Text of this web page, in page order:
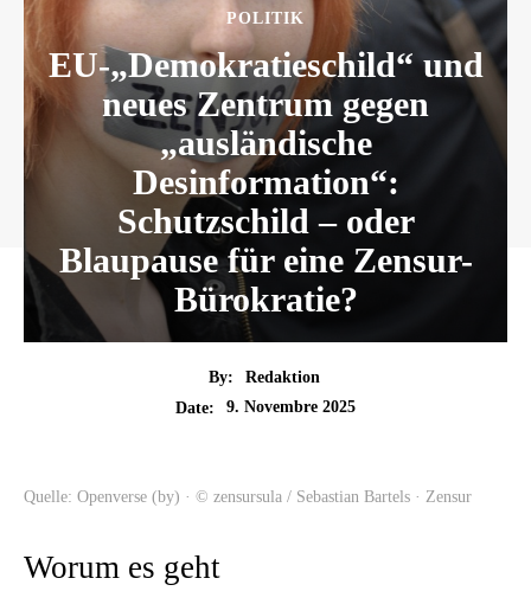
POLITIK
EU-„Demokratieschild“ und
neues Zentrum gegen
„ausländische
Desinformation“:
Schutzschild – oder
Blaupause für eine Zensur-
Bürokratie?
By:
Redaktion
Date:
9. Novembre 2025
Quelle: Openverse (by) · © zensursula / Sebastian Bartels · Zensur
Worum es geht